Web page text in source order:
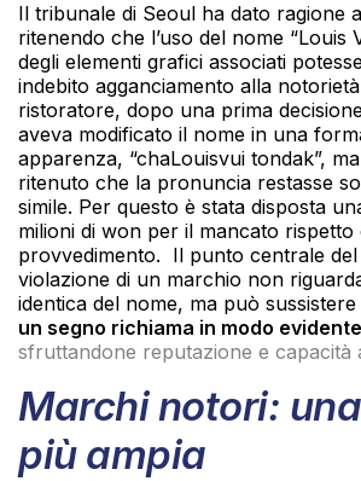
Il tribunale di Seoul ha dato ragione
ritenendo che l’uso del nome “Louis
degli elementi grafici associati
indebito agganciamento alla
ristoratore, dopo una prima
aveva modificato il nome in una
apparenza, “chaLouisvui tondak”,
ritenuto che la pronuncia restasse
simile. Per questo è stata disposta
milioni di won per il mancato rispetto
provvedimento. Il punto centrale
violazione di un marchio non
identica del nome, ma può
un segno richiama in modo
sfruttandone reputazione e capacità
Marchi notori:
più ampia